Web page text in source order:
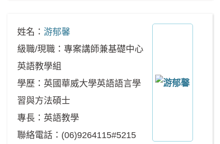
姓名： 游郁馨
級職/現職：專案講師兼基礎中心
英語教學組
學歷：英國華威大學英語語言學
習與方法碩士
專長：英語教學
聯絡電話：(06)9264115#5215